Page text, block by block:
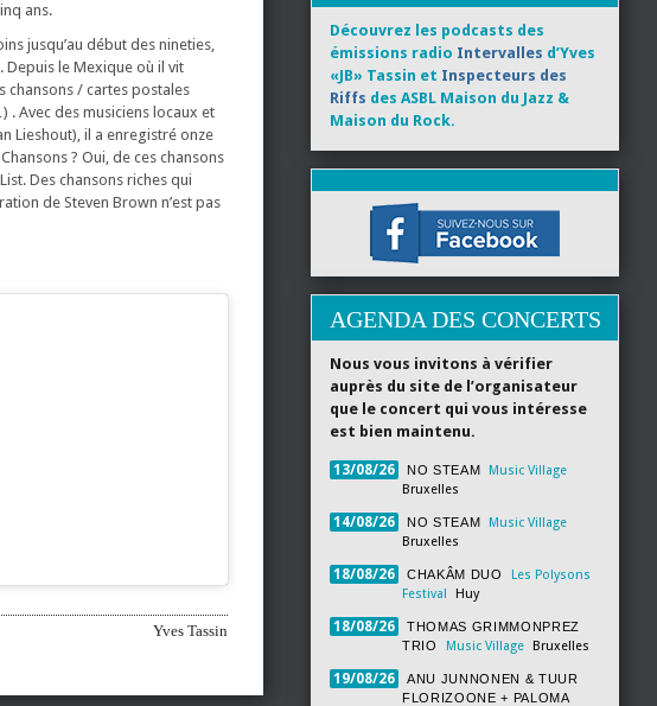
ans.
jusqu’au début des nineties,
Depuis le Mexique où il vit
chansons / cartes postales
Avec des musiciens locaux et
Lieshout), il a enregistré onze
? Oui, de ces chansons
Des chansons riches qui
de Steven Brown n’est pas
Yves Tassin
Découvrez les podcasts des
émissions radio Intervalles d’Yves
«JB» Tassin et Inspecteurs des
Riffs des ASBL Maison du Jazz &
Maison du Rock.
AGENDA DES CONCERTS
Nous vous invitons à vérifier
auprès du site de l’organisateur
que le concert qui vous intéresse
est bien maintenu.
13/08/26 NO STEAM
Music Village
Bruxelles
14/08/26 NO STEAM
Music Village
Bruxelles
18/08/26 CHAKÂM DUO
Les Polysons
Festival
Huy
18/08/26
THOMAS GRIMMONPREZ
TRIO
Music Village Bruxelles
19/08/26
ANU JUNNONEN & TUUR
FLORIZOONE + PALOMA